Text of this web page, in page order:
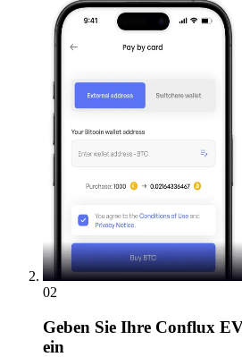
02
Geben Sie Ihre Conflux
ein